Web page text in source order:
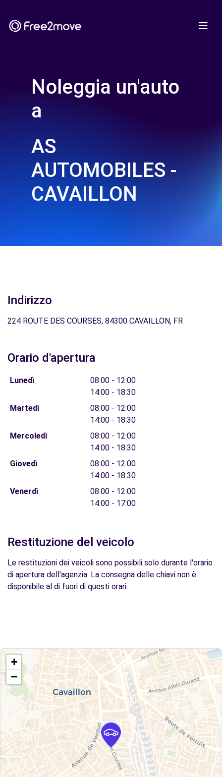
Noleggia un'auto
a
AS
AUTOMOBILES -
CAVAILLON
Indirizzo
224 ROUTE DES COURSES, 84300 CAVAILLON, FR
Orario d'apertura
Lunedì
08:00 - 12:00
14:00 - 18:30
Martedì
08:00 - 12:00
14:00 - 18:30
Mercoledì
08:00 - 12:00
14:00 - 18:30
Giovedì
08:00 - 12:00
14:00 - 18:30
Venerdì
08:00 - 12:00
14:00 - 17:00
Restituzione del veicolo
Le restituzioni dei veicoli sono possibili solo durante l'orario
di apertura dell'agenzia. La consegna delle chiavi non è
disponibile al di fuori di questi orari.
+
−